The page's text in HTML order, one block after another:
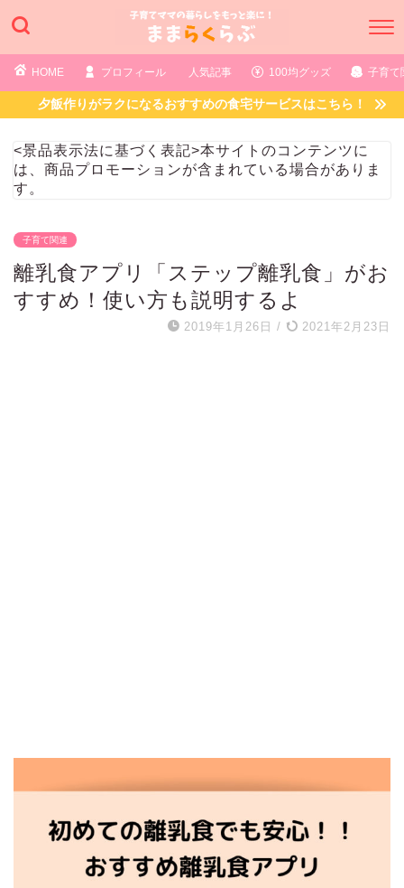
HOME プロフィール 人気記事 100均グッズ 子育て
夕飯作りがラクになるおすすめの食宅サービスはこちら！
<景品表示法に基づく表記>本サイトのコンテンツに
は、商品プロモーションが含まれている場合がありま
す。
子育て関連
離乳食アプリ「ステップ離乳食」がお
すすめ！使い方も説明するよ
2019年1月26日 / 2021年2月23日